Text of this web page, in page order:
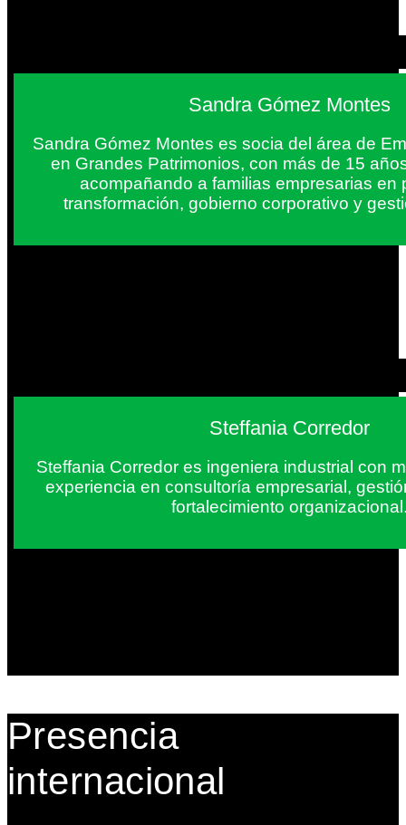
Sandra Gómez Montes
Sandra Gómez Montes es socia del área de
en Grandes Patrimonios, con más de 15
acompañando a familias empresarias en
transformación, gobierno corporativo y
Steffania Corredor
Steffania Corredor es ingeniera industrial con
experiencia en consultoría empresarial,
fortalecimiento
Presencia
internacional